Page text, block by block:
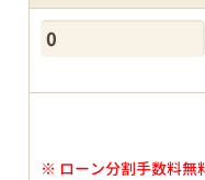
※ ローン分割手数料無